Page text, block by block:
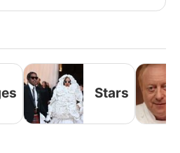
Stars